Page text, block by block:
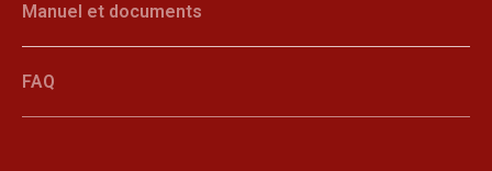
Manuel et documents
FAQ